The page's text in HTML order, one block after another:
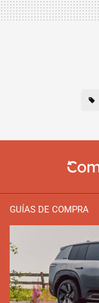
GUÍAS DE COMPRA